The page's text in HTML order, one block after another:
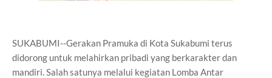
SUKABUMI--Gerakan Pramuka di Kota Sukabumi terus
didorong untuk melahirkan pribadi yang berkarakter dan
mandiri. Salah satunya melalui kegiatan Lomba Antar